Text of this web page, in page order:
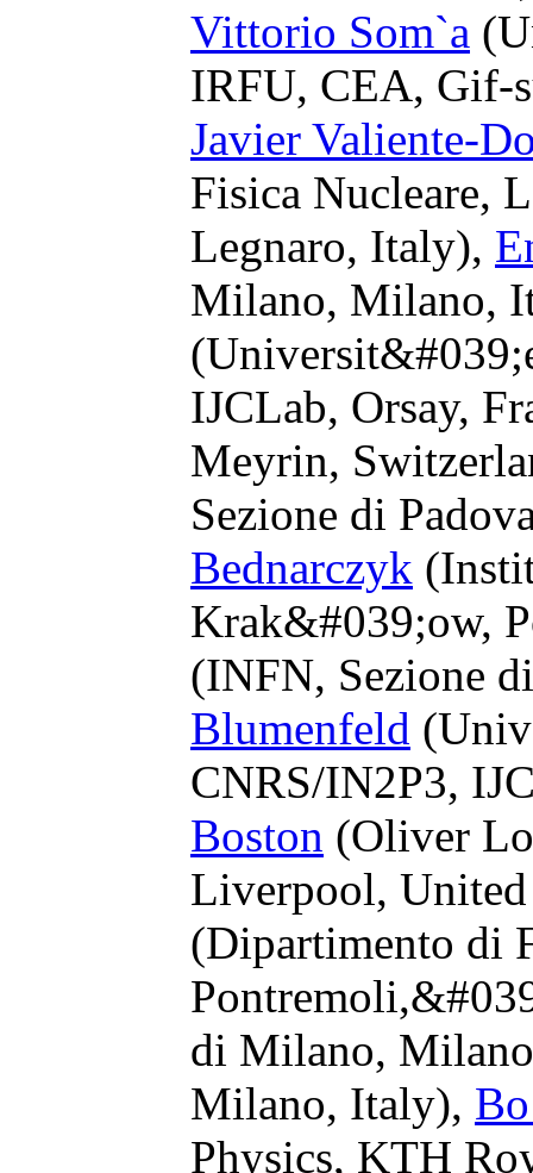
Vittorio Som`a
IRFU, CEA, Gif-
Javier Valiente-
Fisica Nucleare,
Legnaro, Italy),
Milano, Milano,
IJCLab, Orsay,
Meyrin,
Sezione di
Bednarczyk
Krak&#039;ow,
(INFN, Sezione
Blumenfeld
CNRS/IN2P3,
Boston (Oliver
Liverpool,
(Dipartimento di
di Milano,
Milano, Italy),
Physics, KTH